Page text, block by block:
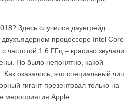
Здесь случился даунгрейд.
процессоре Intel Core
частотой 1,6 ГГц – красиво звучали
Но было непонятно, какой
Как оказалось, это специальный чип
гигант презентовал только на
мероприятия Apple.